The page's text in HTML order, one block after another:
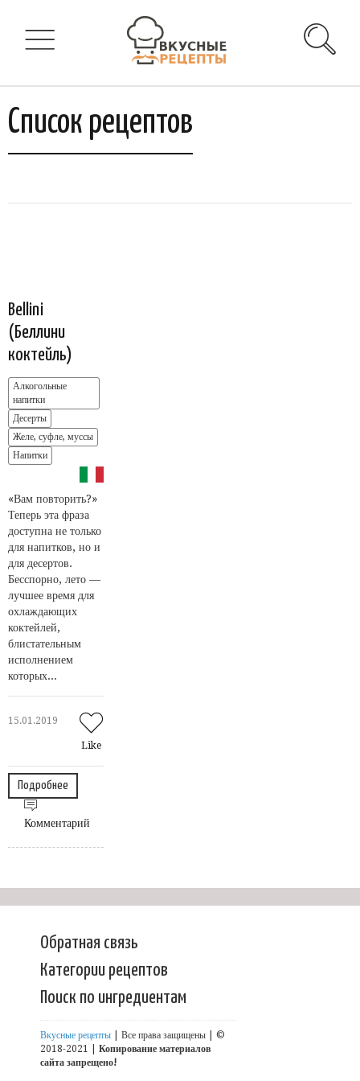
Список рецептов
Bellini
(Беллини
коктейль)
Алкогольные
напитки
Десерты
Желе, суфле, муссы
Напитки
«Вам повторить?»
Теперь эта фраза
доступна не только
для напитков, но и
для десертов.
Бесспорно, лето —
лучшее время для
охлаждающих
коктейлей,
блистательным
исполнением
которых...
15.01.2019
Like
Подробнее
Комментарий
Обратная связь
Категории рецептов
Поиск по ингредиентам
Вкусные рецепты | Все права защищены | ©
2018-2021 | Копирование материалов
сайта запрещено!